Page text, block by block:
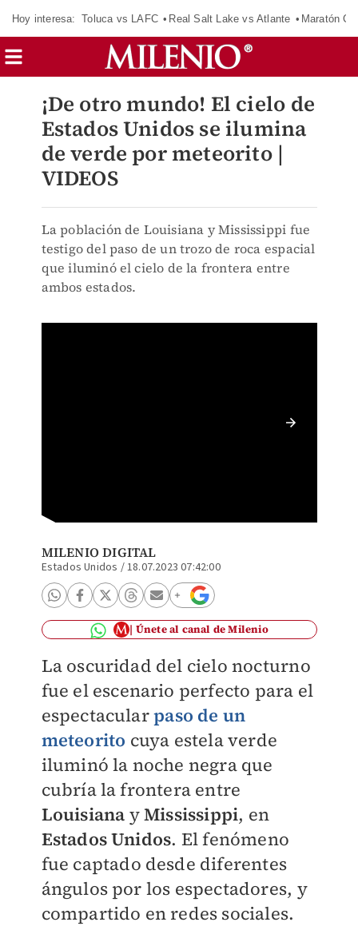
Hoy interesa: Toluca vs LAFC Real Salt Lake vs Atlante Maratón
¡De otro mundo! El cielo de
Estados Unidos se ilumina
de verde por meteorito |
VIDEOS
La población de Louisiana y Mississippi fue
testigo del paso de un trozo de roca espacial
que iluminó el cielo de la frontera entre
ambos estados.
MILENIO DIGITAL
Estados Unidos /18.07.2023 07:42:00
Únete al canal de Milenio
La oscuridad del cielo nocturno
fue el escenario perfecto para el
espectacularpaso de un
meteorito cuya estela verde
iluminó la noche negra que
cubría la frontera entre
Louisiana yMississippi, en
Estados Unidos. El fenómeno
fue captado desde diferentes
ángulos por los espectadores, y
compartido en redes sociales.